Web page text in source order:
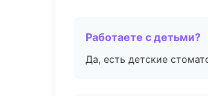
Работаете с детьми?
Да, есть детские